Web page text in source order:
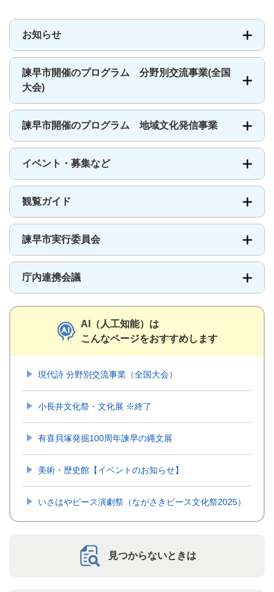
お知らせ
諫早市開催のプログラム 分野別交流事業(全国
大会)
諫早市開催のプログラム 地域文化発信事業
イベント・募集など
観覧ガイド
諫早市実行委員会
庁内連携会議
AI（人工知能）は
こんなページをおすすめします
現代詩 分野別交流事業（全国大会）
小長井文化祭・文化展 ※終了
有喜貝塚発掘100周年諫早の縄文展
美術・歴史館【イベントのお知らせ】
いさはやピース演劇祭（ながさきピース文化祭2025）
見つからないときは